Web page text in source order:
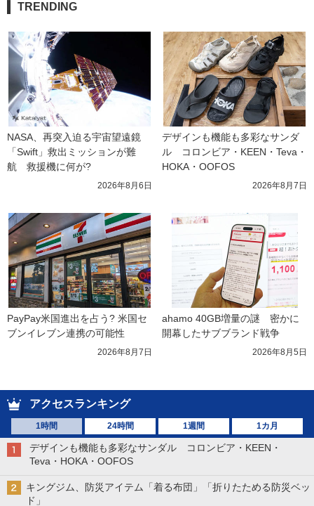
TRENDING
NASA、再突入迫る宇宙望遠鏡
「Swift」救出ミッションが難
航　救援機に何が?
2026年8月6日
デザインも機能も多彩なサンダ
ル　コロンビア・KEEN・Teva・
HOKA・OOFOS
2026年8月7日
PayPay米国進出を占う? 米国セ
ブンイレブン連携の可能性
2026年8月7日
ahamo 40GB増量の謎　密かに
開幕したサブブランド戦争
2026年8月5日
アクセスランキング
1時間 24時間 1週間 1カ月
デザインも機能も多彩なサンダル コロンビア・KEEN・
Teva・HOKA・OOFOS
キングジム、防災アイテム「着る布団」「折りたためる防災ベッ
ド」